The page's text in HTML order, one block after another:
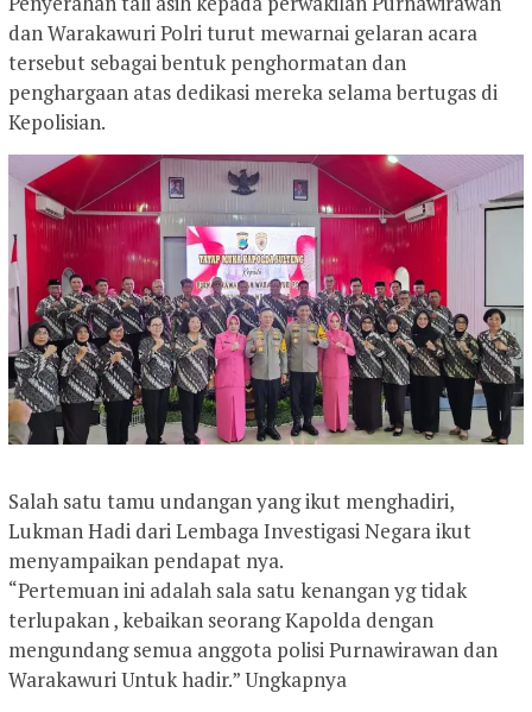
dan Warakawuri Polri turut mewarnai gelaran acara
tersebut sebagai bentuk penghormatan dan
penghargaan atas dedikasi mereka selama bertugas di
Kepolisian.
Salah satu tamu undangan yang ikut menghadiri,
Lukman Hadi dari Lembaga Investigasi Negara ikut
menyampaikan pendapat nya.
“Pertemuan ini adalah sala satu kenangan yg tidak
terlupakan , kebaikan seorang Kapolda dengan
mengundang semua anggota polisi Purnawirawan dan
Warakawuri Untuk hadir.” Ungkapnya